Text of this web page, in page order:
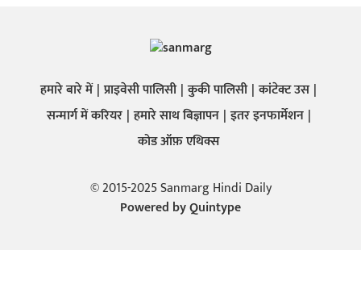
हमारे बारे में प्राइवेसी पालिसी कुकी पालिसी कांटेक्ट उस
सन्मार्ग में करियर हमारे साथ बिज्ञापन इतर इनफार्मेशन
कोड ऑफ़ एथिक्स
© 2015-2025 Sanmarg Hindi Daily
Powered byQuintype